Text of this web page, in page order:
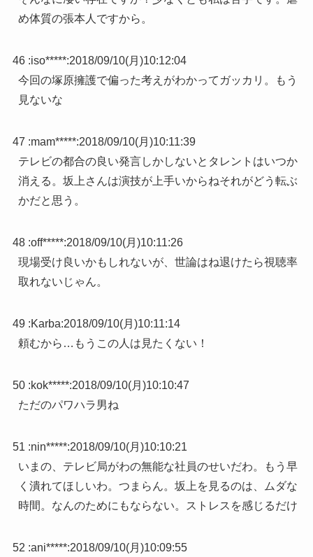
め体質の張本人ですから。
46 :iso*****:2018/09/10(月)10:12:04
今回の塚原擁護で偏った考えがわかってガッカリ。もう
見ないな
47 :mam*****:2018/09/10(月)10:11:39
テレビの都合の良い発言しかしないとタレントはいつか
消える。坂上さんは演技が上手いからねそれがどう転ぶ
かだと思う。
48 :off*****:2018/09/10(月)10:11:26
現場受け良いかもしれないが、世論はね退けたら視聴率
取れないじゃん。
49 :Karba:2018/09/10(月)10:11:14
頼むから…もうこの人は見たくない！
50 :kok*****:2018/09/10(月)10:10:47
ただのパワハラ男ね
51 :nin*****:2018/09/10(月)10:10:21
いまの、テレビ局がわの無能な社員のせいだわ。もう早
く潰れてほしいわ。つまらん。坂上を見るのは、ムダな
時間。なんのためにもならない。ストレスを感じるだけ
52 :ani*****:2018/09/10(月)10:09:55